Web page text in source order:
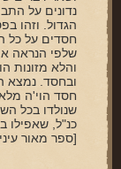
נדונים על
הגדול. וזהו
חסדים על כל
שלפי הנראה
והלא מזונות
ובחסד. נמצא
חסד הוי'ה
שנולדו בכל
כנ"ל, שאפילו
[ספר מאור